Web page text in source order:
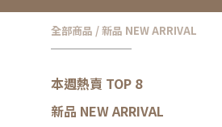
全部商品 /新品 NEW ARRIVAL
本週熱賣 TOP 8
新品 NEW ARRIVAL